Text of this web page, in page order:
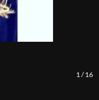
1 /16